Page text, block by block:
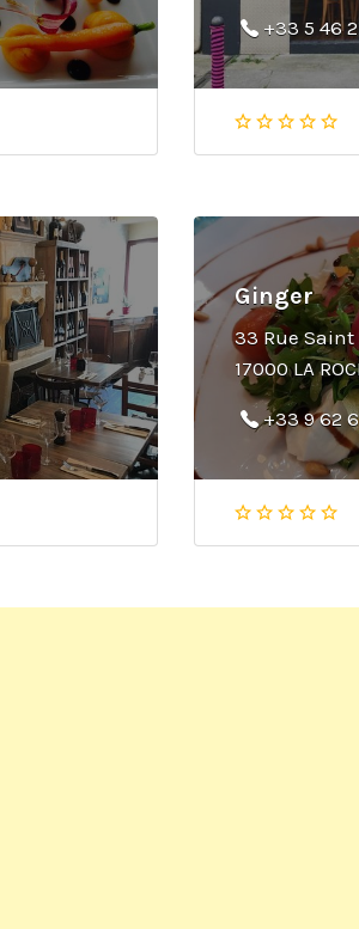
+33 5 46
Ginger
33 Rue
17000 LA
+33 9 62